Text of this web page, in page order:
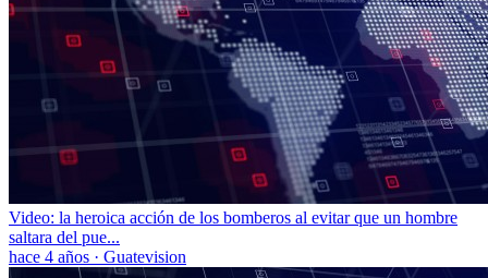
Video: la heroica acción de los bomberos al evitar que un hombre
saltara del pue...
hace 4 años · Guatevision